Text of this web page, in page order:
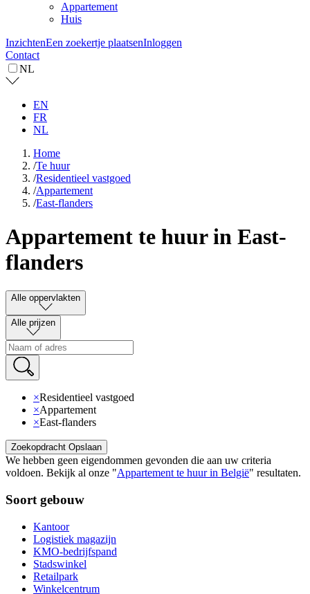
Appartement
Huis
InzichtenEen zoekertje plaatsenInloggen
Contact
NL
EN
FR
NL
Home
/Te huur
/Residentieel vastgoed
/Appartement
/East-flanders
Appartement te huur in East-
flanders
Alle oppervlakten
Alle prijzen
×Residentieel vastgoed
×Appartement
×East-flanders
Zoekopdracht Opslaan
We hebben geen eigendommen gevonden die aan uw criteria
voldoen. Bekijk al onze "Appartement te huur in België" resultaten.
Soort gebouw
Kantoor
Logistiek magazijn
KMO-bedrijfspand
Stadswinkel
Retailpark
Winkelcentrum